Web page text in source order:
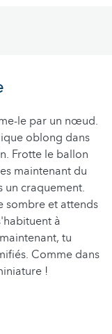
le par un nœud.
oblong dans
Frotte le ballon
maintenant du
un craquement.
sombre et attends
à
tu
Comme dans
!